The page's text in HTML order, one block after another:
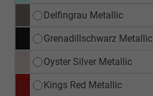
Delfingrau Metallic
Grenadillschwarz Metallic
Oyster Silver Metallic
Kings Red Metallic